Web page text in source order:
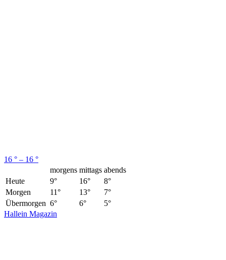
16 ° – 16 °
morgens mittags abends
Heute
9° 16°
8°
Morgen
11° 13°
7°
Übermorgen 6° 6°
5°
Hallein Magazin